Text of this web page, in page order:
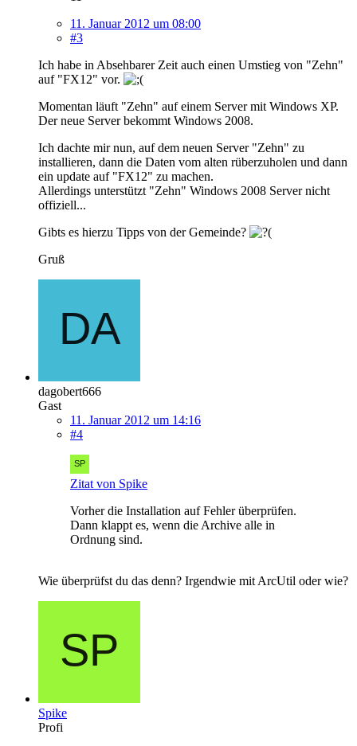
11. Januar 2012 um 08:00
#3
Ich habe in Absehbarer Zeit auch einen Umstieg von "Zehn"
auf "FX12" vor.
Momentan läuft "Zehn" auf einem Server mit Windows XP.
Der neue Server bekommt Windows 2008.
Ich dachte mir nun, auf dem neuen Server "Zehn" zu
installieren, dann die Daten vom alten rüberzuholen und dann
ein update auf "FX12" zu machen.
Allerdings unterstützt "Zehn" Windows 2008 Server nicht
offiziell...
Gibts es hierzu Tipps von der Gemeinde?
Gruß
dagobert666
Gast
11. Januar 2012 um 14:16
#4
Zitat von Spike
Vorher die Installation auf Fehler überprüfen.
Dann klappt es, wenn die Archive alle in
Ordnung sind.
Wie überprüfst du das denn? Irgendwie mit ArcUtil oder wie?
Spike
Profi